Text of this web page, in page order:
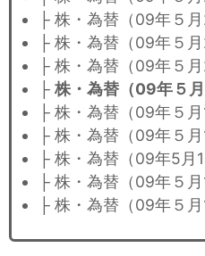
├ 株・為替（09年５月
├ 株・為替（09年５月
├ 株・為替（09年５月
├ 株・為替（09年５月
├ 株・為替（09年５月
├ 株・為替（09年５月
├ 株・為替（09年5月
├ 株・為替（09年５月
├ 株・為替（09年５月